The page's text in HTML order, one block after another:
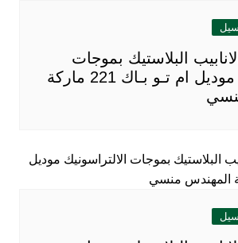
البلاستيك بموجات
الالتراسونيك موديل ام تـو بـاك 221 ماركة